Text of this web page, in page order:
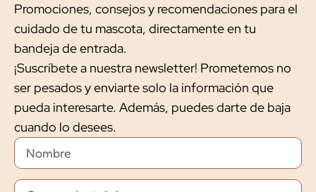
Promociones, consejos y recomendaciones para el
cuidado de tu mascota, directamente en tu
bandeja de entrada.
¡Suscríbete a nuestra newsletter! Prometemos no
ser pesados y enviarte solo la información que
pueda interesarte. Además, puedes darte de baja
cuando lo desees.